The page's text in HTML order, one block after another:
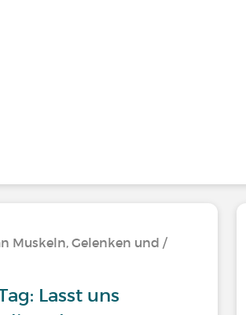
Muskeln, Gelenken und /
Lasst uns